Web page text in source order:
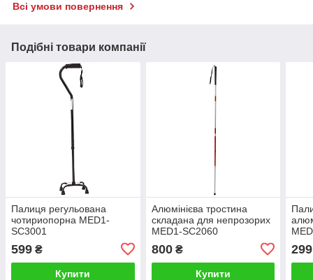
Всі умови повернення
Подібні товари компанії
Палиця регульована
чотириопорна MED1-
SC3001
599 ₴
Купити
Алюмінієва тростина
складана для непрозорих
MED1-SC2060
800₴
Купити
299